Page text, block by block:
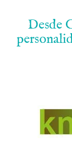
Desde